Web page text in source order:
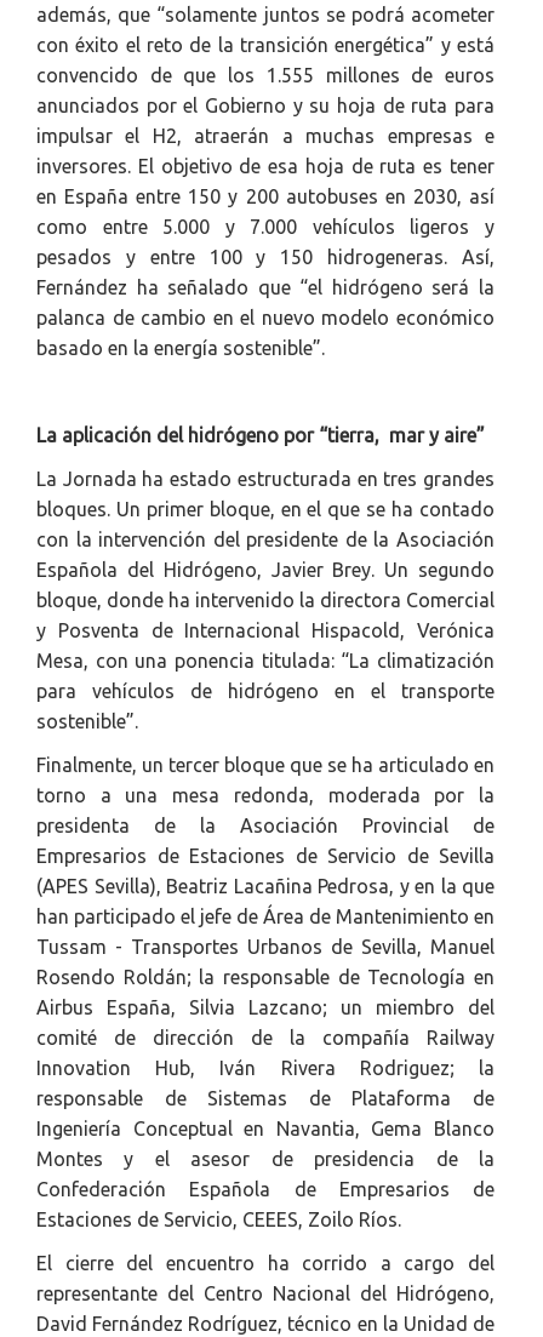
además, que “solamente juntos se podrá acometer
con éxito el reto de la transición energética” y está
convencido de que los 1.555 millones de euros
anunciados por el Gobierno y su hoja de ruta para
impulsar el H2, atraerán a muchas empresas e
inversores. El objetivo de esa hoja de ruta es tener
en España entre 150 y 200 autobuses en 2030, así
como entre 5.000 y 7.000 vehículos ligeros y
pesados y entre 100 y 150 hidrogeneras. Así,
Fernández ha señalado que “el hidrógeno será la
palanca de cambio en el nuevo modelo económico
basado en la energía sostenible”.
La aplicación del hidrógeno por “tierra, mar y aire”
La Jornada ha estado estructurada en tres grandes
bloques. Un primer bloque, en el que se ha contado
con la intervención del presidente de la Asociación
Española del Hidrógeno, Javier Brey. Un segundo
bloque, donde ha intervenido la directora Comercial
y Posventa de Internacional Hispacold, Verónica
Mesa, con una ponencia titulada: “La climatización
para vehículos de hidrógeno en el transporte
sostenible”.
Finalmente, un tercer bloque que se ha articulado en
torno a una mesa redonda, moderada por la
presidenta de la Asociación Provincial de
Empresarios de Estaciones de Servicio de Sevilla
(APES Sevilla), Beatriz Lacañina Pedrosa, y en la que
han participado el jefe de Área de Mantenimiento en
Tussam - Transportes Urbanos de Sevilla, Manuel
Rosendo Roldán; la responsable de Tecnología en
Airbus España, Silvia Lazcano; un miembro del
comité de dirección de la compañía Railway
Innovation Hub, Iván Rivera Rodriguez; la
responsable de Sistemas de Plataforma de
Ingeniería Conceptual en Navantia, Gema Blanco
Montes y el asesor de presidencia de la
Confederación Española de Empresarios de
Estaciones de Servicio, CEEES, Zoilo Ríos.
El cierre del encuentro ha corrido a cargo del
representante del Centro Nacional del Hidrógeno,
David Fernández Rodríguez, técnico en la Unidad de